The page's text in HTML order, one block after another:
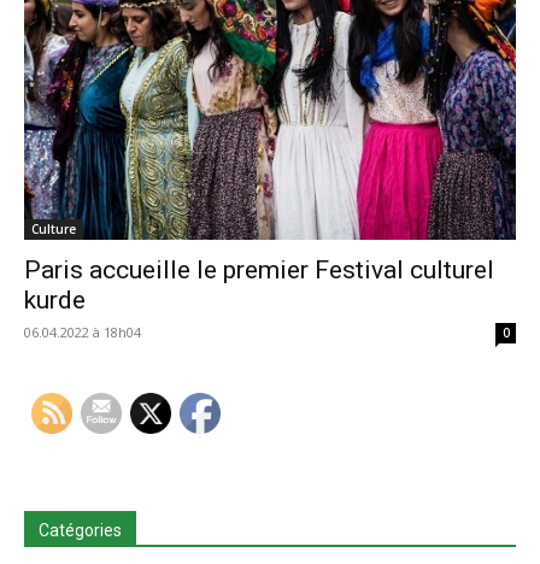
Culture
Paris accueille le premier Festival culturel
kurde
06.04.2022 à 18h04 0
Catégories